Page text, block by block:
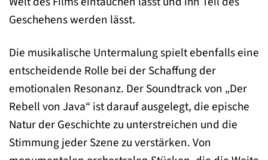
Geschehens werden lässt.
Die musikalische Untermalung spielt ebenfalls eine
entscheidende Rolle bei der Schaffung der
emotionalen Resonanz. Der Soundtrack von „Der
Rebell von Java“ ist darauf ausgelegt, die epische
Natur der Geschichte zu unterstreichen und die
Stimmung jeder Szene zu verstärken. Von